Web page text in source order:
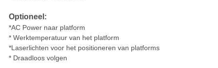
Optioneel:
*AC Power naar platform
* Werktemperatuur van het platform
*Laserlichten voor het positioneren van platforms
* Draadloos volgen